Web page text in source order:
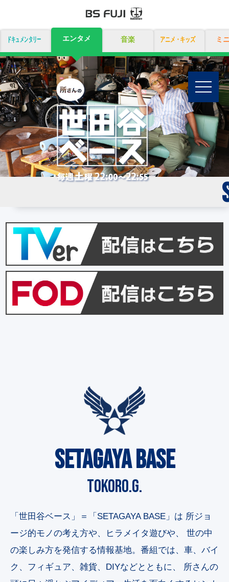
ドキュメンタリー エンタメ 音楽 アニメ・キッズ ミ
SETAGAYA BASE
TOKORO.G.
「世田谷ベース」＝「SETAGAYA BASE」は 所ジョ
ージ的モノの考え方や、ヒラメイタ遊びや、 世の中
の楽しみ方を発信する情報基地。番組では、車、バイ
ク、フィギュア、雑貨、DIYなどとともに、 所さんの